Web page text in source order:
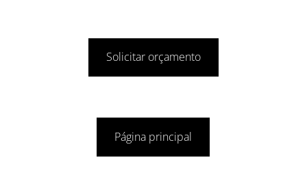
Solicitar orçamento
Página principal